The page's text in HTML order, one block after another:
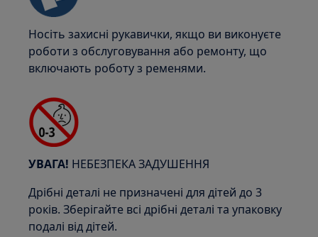
Носіть захисні рукавички, якщо ви виконуєте
роботи з обслуговування або ремонту, що
включають роботу з ременями.
УВАГА! НЕБЕЗПЕКА ЗАДУШЕННЯ
Дрібні деталі не призначені для дітей до 3
років. Зберігайте всі дрібні деталі та упаковку
подалі від дітей.